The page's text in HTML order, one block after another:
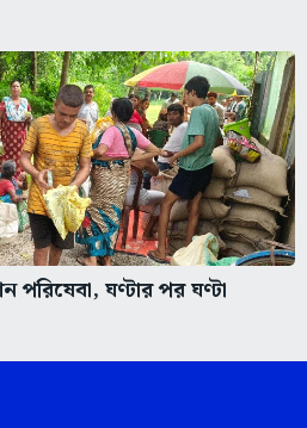
পরিষেবা, ঘণ্টার পর ঘণ্টা